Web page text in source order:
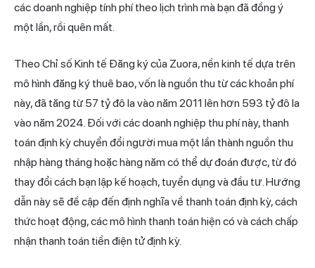
các doanh nghiệp tính phí theo lịch trình mà bạn đã đồng ý
một lần, rồi quên mất.
Theo Chỉ số Kinh tế Đăng ký của Zuora, nền kinh tế dựa trên
mô hình đăng ký thuê bao, vốn là nguồn thu từ các khoản phí
này, đã tăng từ 57 tỷ đô la vào năm 2011 lên hơn 593 tỷ đô la
vào năm 2024. Đối với các doanh nghiệp thu phí này, thanh
toán định kỳ chuyển đổi người mua một lần thành nguồn thu
nhập hàng tháng hoặc hàng năm có thể dự đoán được, từ đó
thay đổi cách bạn lập kế hoạch, tuyển dụng và đầu tư. Hướng
dẫn này sẽ đề cập đến định nghĩa về thanh toán định kỳ, cách
thức hoạt động, các mô hình thanh toán hiện có và cách chấp
nhận thanh toán tiền điện tử định kỳ.